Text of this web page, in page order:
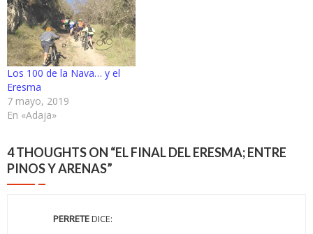
Los 100 de la Nava… y el
Eresma
7 mayo, 2019
En «Adaja»
4 THOUGHTS ON “EL FINAL DEL ERESMA; ENTRE
PINOS Y ARENAS”
PERRETEDICE: